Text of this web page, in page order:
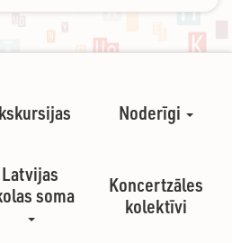
Noderīgi
Latvijas
soma
Koncertzāles
kolektīvi